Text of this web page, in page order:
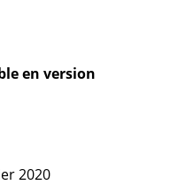
en version
2020